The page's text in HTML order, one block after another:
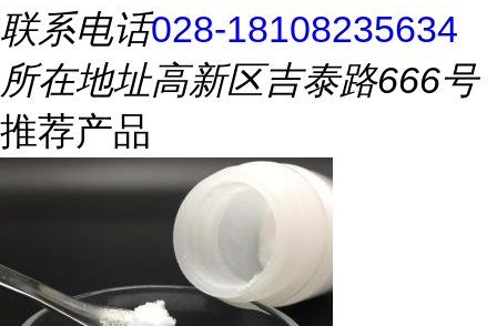
联系电话028-18108235634
所在地址高新区吉泰路666号
推荐产品